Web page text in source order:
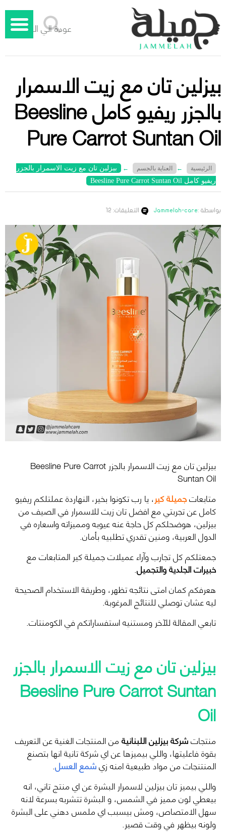
جميلة – دليل الليزر المنزلي
عودة الي الوراء
بيزلين تان مع زيت الاسمرار
بالجزر ريفيو كامل Beesline
Pure Carrot Suntan Oil
الرئيسية ← العناية بالجسم ←
بيزلين تان مع زيت الاسمرار بالجزر
ريفيو كامل Beesline Pure Carrot Suntan Oil
بواسطة :Jammelah-care التعليقات: 12
بيزلين تان مع زيت الاسمرار بالجزر Beesline Pure Carrot
Suntan Oil
متابعاتجميلة كير، يا رب تكونوا بخير، النهاردة عملتلكم ريفيو
كامل عن تجربتي مع افضل تان زيت للاسمرار في الصيف من
بيزلين، هوضحلكم كل حاجة عنه عيوبه ومميزاته واسعاره في
الدول العربية، ومنين تقدري تطلبيه بأمان.
جمعتلكم كل تجارب وآراء عميلات جميلة كير المتابعات مع
خبيرات الجلدية والتجميل.
هعرفكم كمان امتى نتائجه تظهر، وطريقة الاستخدام الصحيحة
ليه عشان توصلي للنتائج المرغوبة.
تابعي المقالة للآخر ومستنيه استفساراتكم في الكومنتات.
بيزلين تان مع زيت الاسمرار بالجزر
Beesline Pure Carrot Suntan
Oil
منتجاتشركة بيزلين اللبنانيةمن المنتجات الغنية عن التعريف
بقوة فاعليتها، واللي بيميزها عن اي شركة تانية انها بتصنع
المنتنجات من مواد طبيعية امنه زيشمع العسل.
واللي بيميز تان بيزلين لاسمرار البشرة عن اي منتج تاني، انه
بيعطي لون مميز في الشمس، و البشرة تتشربه بسرعة لانه
سهل الامتصاص، ومش بيسبب اي ملمس دهني على البشرة
ولونه بيظهر في وقت قصير.